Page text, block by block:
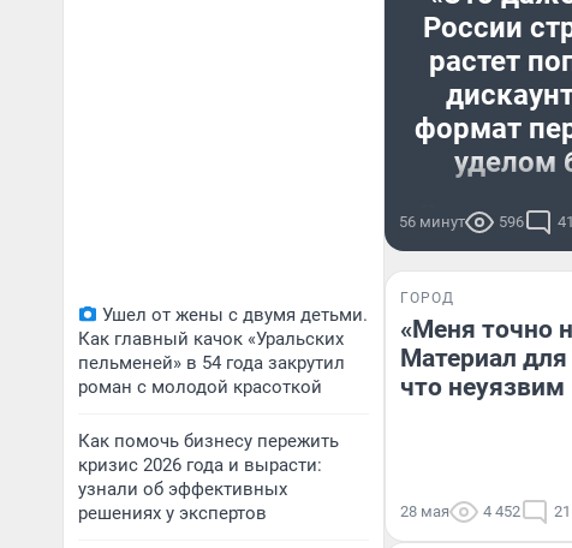
Ушел от жены с двумя детьми.
Как главный качок «Уральских
пельменей» в 54 года закрутил
роман с молодой красоткой
Как помочь бизнесу пережить
кризис 2026 года и вырасти:
узнали об эффективных
решениях у экспертов
России
растет
формат
уделом
по обороту,
«Чижиков» в
56 минут 596 41
ГОРОД
«Меня точно
Материал для
что неуязвим
28 мая 4 452 21